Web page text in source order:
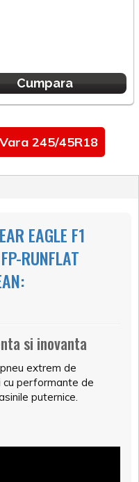
Cumpara
245/45R18
EAGLE F1
RUNFLAT
si inovanta
extrem de
performante de
puternice.